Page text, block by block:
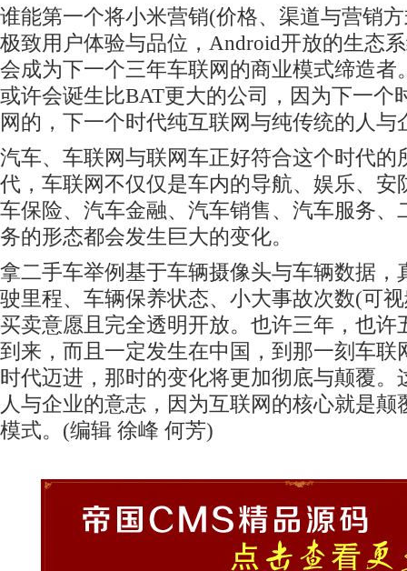
谁能第一个将小米营销(价格、渠道与营销
极致用户体验与品位，Android开放的生态
会成为下一个三年车联网的商业模式缔造者
或许会诞生比BAT更大的公司，因为下一个
网的，下一个时代纯互联网与纯传统的人与
汽车、车联网与联网车正好符合这个时代的
代，车联网不仅仅是车内的导航、娱乐、安
车保险、汽车金融、汽车销售、汽车服务、
务的形态都会发生巨大的变化。
拿二手车举例基于车辆摄像头与车辆数据，
驶里程、车辆保养状态、小大事故次数(可
买卖意愿且完全透明开放。也许三年，也许
到来，而且一定发生在中国，到那一刻车联
时代迈进，那时的变化将更加彻底与颠覆。
人与企业的意志，因为互联网的核心就是颠
模式。(编辑 徐峰 何芳)